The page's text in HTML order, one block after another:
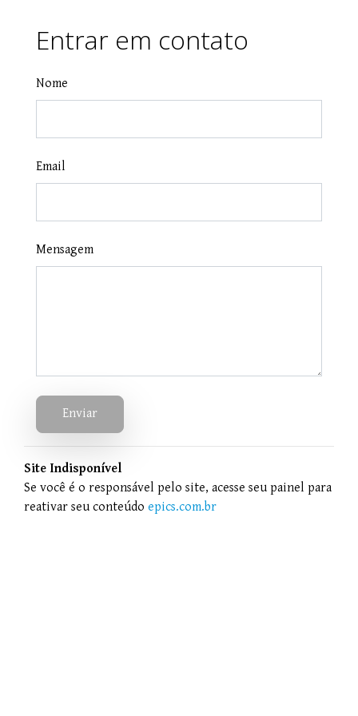
Entrar em contato
Nome
Email
Mensagem
Enviar
Site Indisponível
Se você é o responsável pelo site, acesse seu painel para
reativar seu conteúdo epics.com.br